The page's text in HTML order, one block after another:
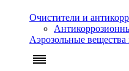
Очистители и
Аэрозольные